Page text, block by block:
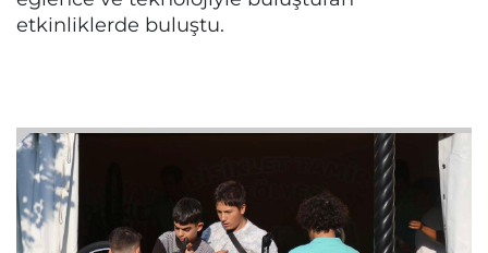
etkinliklerde buluştu.